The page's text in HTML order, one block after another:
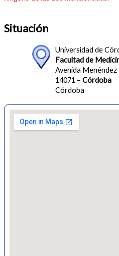
Situación
Universidad de
Facultad de
Avenida Menéndez
14071 – Córdoba
Córdoba